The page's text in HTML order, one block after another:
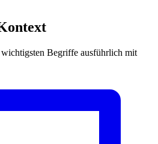
Begriffe ausführlich mit